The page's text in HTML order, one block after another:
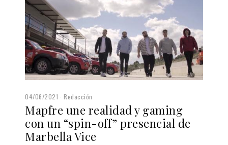
04/06/2021 Redacción
Mapfre une realidad y gaming
con un “spin-off” presencial de
Marbella Vice